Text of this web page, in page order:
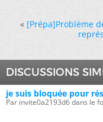
« [Prépa]Problème
DISCUSSIONS
je suis bloquée pour
Par invite0a2193d6 dans le